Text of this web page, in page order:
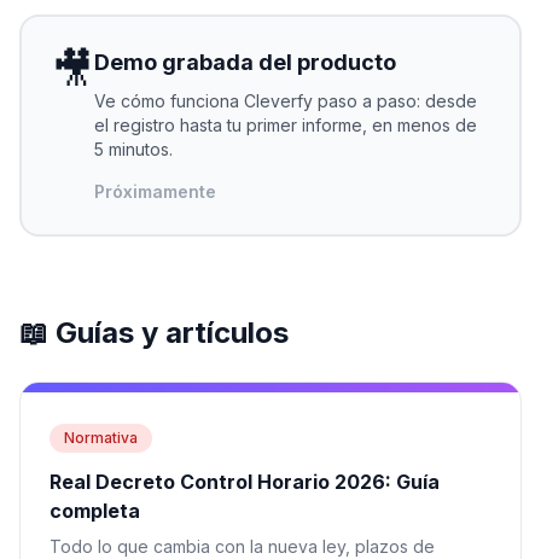
🎥 Demo grabada del producto
Ve cómo funciona Cleverfy paso a paso: desde
el registro hasta tu primer informe, en menos de
5 minutos.
Próximamente
📖 Guías y artículos
Normativa
Real Decreto Control Horario 2026: Guía
completa
Todo lo que cambia con la nueva ley, plazos de